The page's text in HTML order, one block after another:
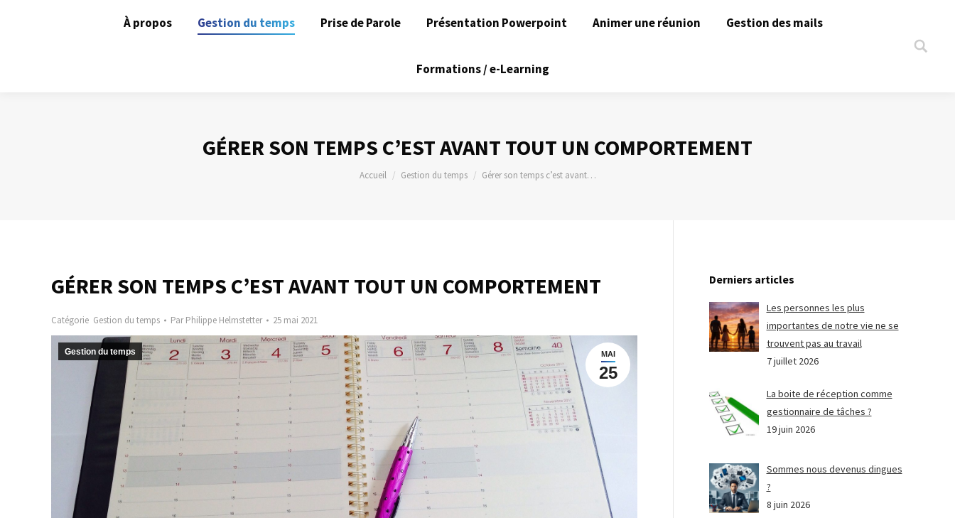
À propos Gestion du temps Prise de Parole Présentation Powerpoint Animer une réunion Gestion des mails
Formations / e-Learning
Search:
GÉRER SON TEMPS C’EST AVANT TOUT UN COMPORTEMENT
Vous êtes ici :
Accueil Gestion du temps Gérer son temps c’est avant…
GÉRER SON TEMPS C’EST AVANT TOUT UN COMPORTEMENT
Catégorie Gestion du temps ParPhilippe Helmstetter 25 mai 2021
MAI
25
Gestion du temps
Derniers articles
Les personnes les plus
importantes de notre vie ne se
trouvent pas au travail
7 juillet 2026
La boite de réception comme
gestionnaire de tâches ?
19 juin 2026
Sommes nous devenus dingues
?
8 juin 2026